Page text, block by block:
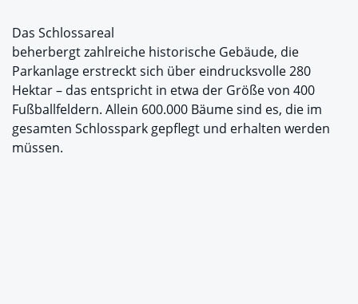
Das Schlossareal
beherbergt zahlreiche historische Gebäude, die
Parkanlage erstreckt sich über eindrucksvolle 280
Hektar – das entspricht in etwa der Größe von 400
Fußballfeldern. Allein 600.000 Bäume sind es, die im
gesamten Schlosspark gepflegt und erhalten werden
müssen.